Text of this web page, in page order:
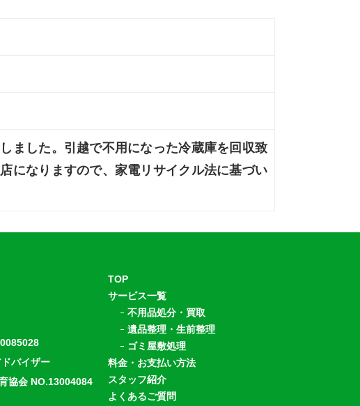
ました。引越で不用になった冷蔵庫を回収致
になりますので、家電リサイクル法に基づい
バイザー
協会 NO.13004084
TOP
サービス一覧
不用品処分・買取
遺品整理・生前整理
ゴミ屋敷処理
料金・お支払い方法
スタッフ紹介
よくあるご質問